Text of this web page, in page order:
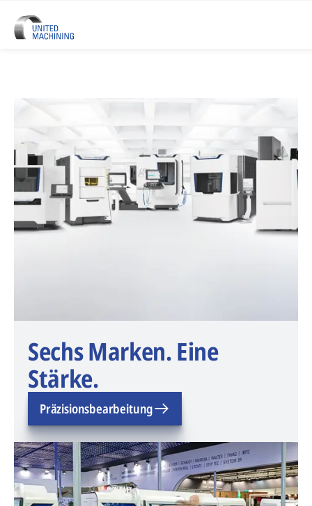
UNITED MACHINING –
Sechs Marken. Eine
Stärke.
Präzisionsbearbeitung